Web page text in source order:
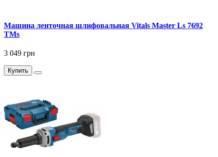
Машина ленточная шлифовальная Vitals Master Ls 7692
TMs
3 049 грн
Купить